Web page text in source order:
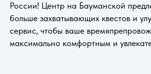
России! Центр на Бауманской
больше захватывающих квестов и
сервис, чтобы ваше
максимально комфортным и